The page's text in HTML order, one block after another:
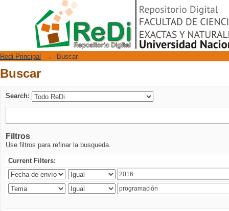
Repositorio Digital
Redi Principal → Buscar
Buscar
Search:
Filtros
Use filtros para refinar la busqueda.
Current Filters: